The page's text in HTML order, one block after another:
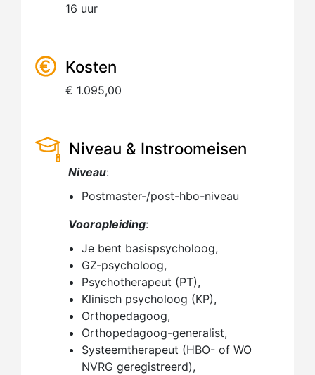
16 uur
Kosten
€ 1.095,00
Niveau & Instroomeisen
Niveau:
Postmaster-/post-hbo-niveau
Vooropleiding:
Je bent basispsycholoog,
GZ-psycholoog,
Psychotherapeut (PT),
Klinisch psycholoog (KP),
Orthopedagoog,
Orthopedagoog-generalist,
Systeemtherapeut (HBO- of WO
NVRG geregistreerd),